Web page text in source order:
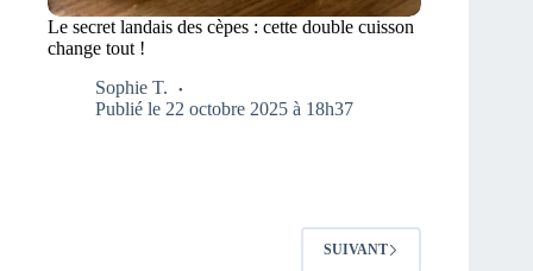
Le secret landais des cèpes : cette double cuisson
change tout !
Sophie T.
Publié le 22 octobre 2025 à 18h37
SUIVANT